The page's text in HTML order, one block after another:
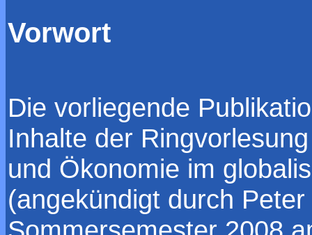
Vorwort
Die vorliegende
Inhalte der
und Ökonomie im
(angekündigt durch